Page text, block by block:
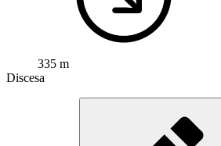
335 m
Discesa